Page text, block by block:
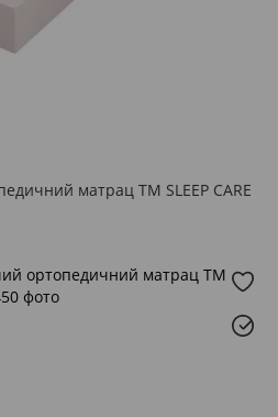
матрац ТМ SLEEP CARE